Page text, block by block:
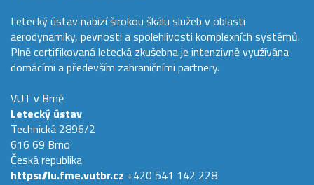
Letecký ústav nabízí širokou škálu služeb v oblasti
aerodynamiky, pevnosti a spolehlivosti komplexních systémů.
Plně certifikovaná letecká zkušebna je intenzivně využívána
domácími a především zahraničními partnery.
VUT v Brně
Letecký ústav
Technická 2896/2
616 69 Brno
Česká republika
https://lu.fme.vutbr.cz +420 541 142 228